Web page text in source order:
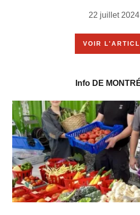
22 juillet 2024
VOIR
Info DE